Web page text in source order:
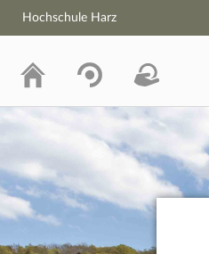
Hochschule Harz
Hochschule Harz